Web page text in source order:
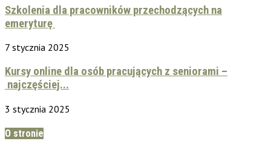
Szkolenia dla pracowników przechodzących na
emeryturę
7 stycznia 2025
Kursy online dla osób pracujących z seniorami –
najczęściej...
3 stycznia 2025
O stronie